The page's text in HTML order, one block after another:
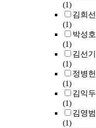
(1)
김희선
(1)
박성호
(1)
김선기
(1)
정병헌
(1)
김익두
(1)
김영범
(1)